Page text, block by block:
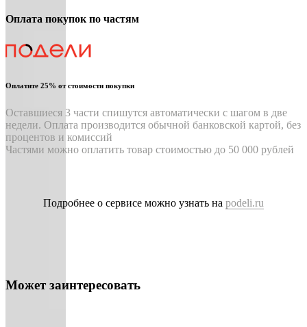
Оплата покупок по частям
Оплатите 25% от стоимости покупки
Оставшиеся 3 части спишутся автоматически с шагом в две
недели. Оплата производится обычной банковской картой, без
процентов и комиссий
Частями можно оплатить товар стоимостью до 50 000 рублей
Подробнее о сервисе можно узнать на podeli.ru
Может заинтересовать